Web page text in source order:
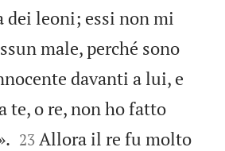
dei leoni; essi non mi
male, perché sono
davanti a lui, e
te, o re, non ho fatto


23 Allora il re fu molto